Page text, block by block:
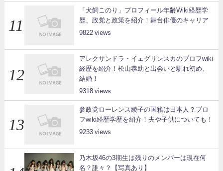
「犬飼このり」プロフィール年齢Wiki経歴学
歴、政党と政策を紹介！舞台俳優のキャリア
9822
アレクサンドラ・イェグリンスカのプロフwiki
経歴を紹介！松山恭助と出会いと馴れ初め、
結婚！
9318
参政党ローレンス綾子の国籍は日本人？プロ
フwiki経歴学歴を紹介！夫や子供についても！
9233
乃木坂46の3期生は残りのメンバーは現在何
名？誰々？【写真あり】